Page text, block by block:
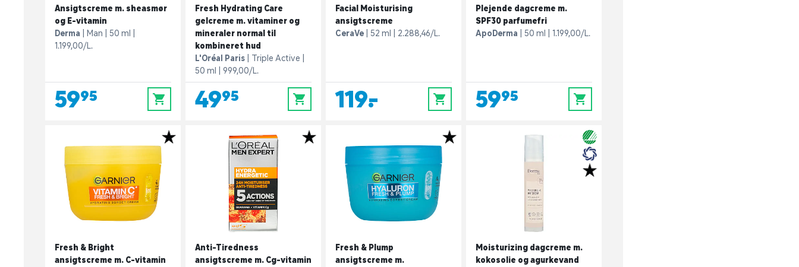
Ansigtscreme m. sheasmør
og E-vitamin
Derma
Man
50 ml
1.199,00/L.
59,95 0
Fresh Hydrating Care
gelcreme m. vitaminer og
mineraler normal til
kombineret hud
L'Oréal Paris
Triple Active
50 ml
999,00/L.
49,95 0
Facial Moisturising
ansigtscreme
CeraVe
52 ml 2.288,46/L.
119,- 0
Plejende dagcreme m.
SPF30 parfumefri
ApoDerma
50 ml 1.199,00/L.
59,95 0
Fresh & Bright
ansigtscreme m. C-vitamin
Anti-Tiredness
ansigtscreme m. Cg-vitamin
Fresh & Plump
ansigtscreme m.
Moisturizing dagcreme m.
kokosolie og agurkevand